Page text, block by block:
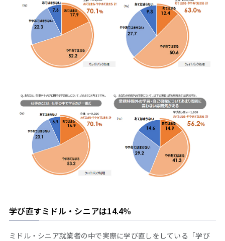
学び直すミドル・シニアは14.4%
ミドル・シニア就業者の中で実際に学び直しをしている「学び